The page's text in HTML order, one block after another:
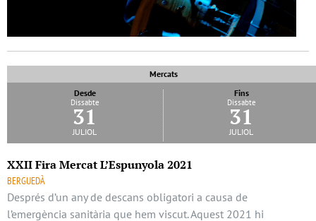
Mercats
Desde
Dissabte
31
juliol
Fins
Dissabte
31
juliol
XXII Fira Mercat L’Espunyola 2021
BERGUEDÀ
Després d’un any de descans obligatori a causa de
l’emergència sanitària que hem viscut. Aquest 2021 hi